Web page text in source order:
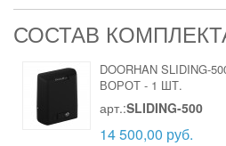
СОСТАВ
DOORHAN
ВОРОТ - 1 ШТ.
арт.:SLIDING-500
14 500,00 руб.